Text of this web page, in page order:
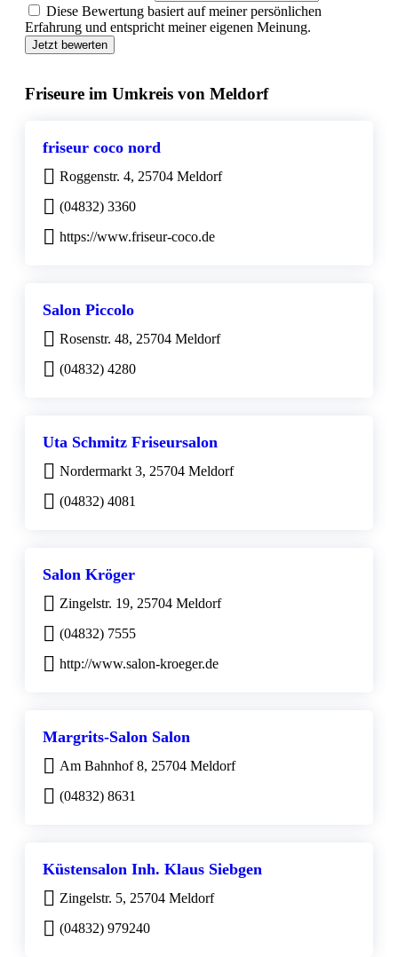
Diese Bewertung basiert auf meiner persönlichen
Erfahrung und entspricht meiner eigenen Meinung.
Jetzt bewerten
Friseure im Umkreis von Meldorf
friseur coco nord
Roggenstr. 4, 25704 Meldorf
(04832) 3360
https://www.friseur-coco.de
Salon Piccolo
Rosenstr. 48, 25704 Meldorf
(04832) 4280
Uta Schmitz Friseursalon
Nordermarkt 3, 25704 Meldorf
(04832) 4081
Salon Kröger
Zingelstr. 19, 25704 Meldorf
(04832) 7555
http://www.salon-kroeger.de
Margrits-Salon Salon
Am Bahnhof 8, 25704 Meldorf
(04832) 8631
Küstensalon Inh. Klaus Siebgen
Zingelstr. 5, 25704 Meldorf
(04832) 979240